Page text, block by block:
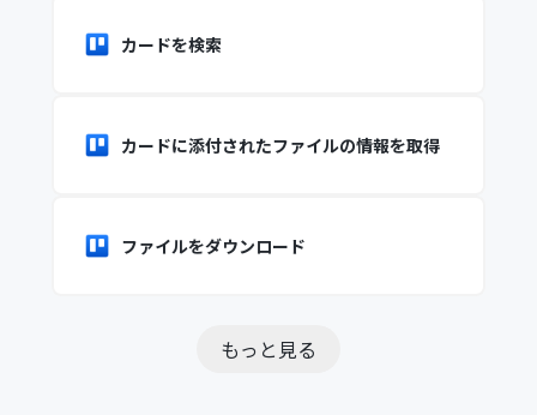
カードを検索
カードに添付されたファイルの情報を取得
ファイルをダウンロード
もっと見る